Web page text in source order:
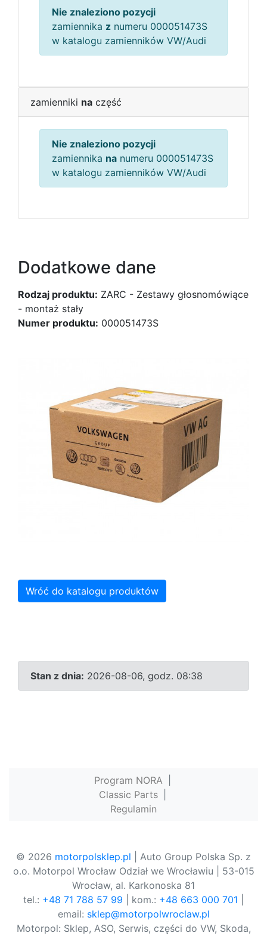
Nie znaleziono pozycji
zamiennika z numeru 000051473S
w katalogu zamienników VW/Audi
zamienniki na część
Nie znaleziono pozycji
zamiennika na numeru 000051473S
w katalogu zamienników VW/Audi
Dodatkowe dane
Rodzaj produktu: ZARC - Zestawy głosnomówiące
- montaż stały
Numer produktu: 000051473S
Wróć do katalogu produktów
Stan z dnia: 2026-08-06, godz. 08:38
Program NORA
Classic Parts
Regulamin
© 2026 motorpolsklep.pl | Auto Group Polska Sp. z
o.o. Motorpol Wrocław Odział we Wrocławiu | 53-015
Wrocław, al. Karkonoska 81
tel.: +48 71 788 57 99 | kom.: +48 663 000 701
email: sklep@motorpolwroclaw.pl
Motorpol: Sklep, ASO, Serwis, części do VW, Skoda,